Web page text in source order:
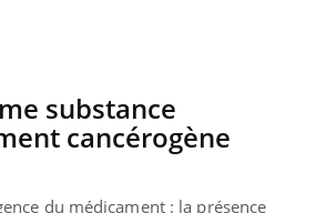
substance
cancérogène
du médicament : la présence